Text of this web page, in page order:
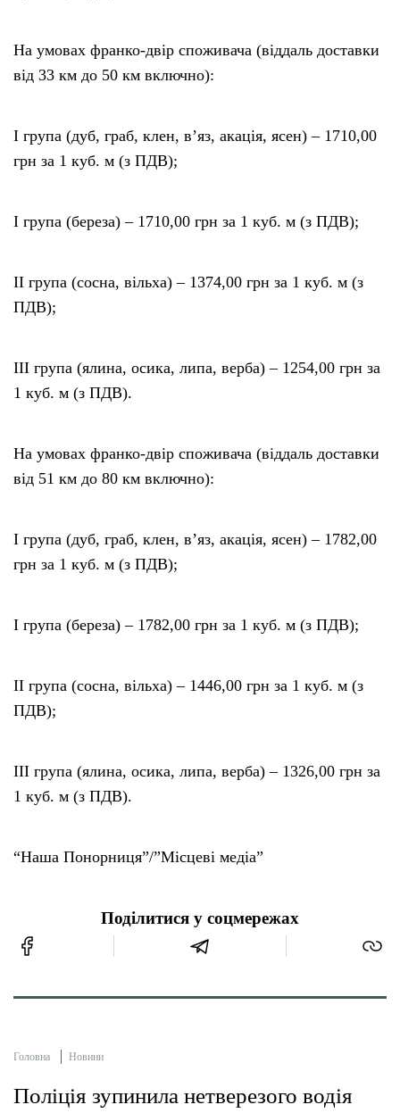
На умовах франко-двір споживача (віддаль доставки
від 33 км до 50 км включно):
I гpyпa (дуб, граб, клен, в’яз, акація, ясен) – 1710,00
грн за 1 куб. м (з ПДВ);
I група (береза) – 1710,00 грн за 1 куб. м (з ПДВ);
II група (сосна, вільха) – 1374,00 грн за 1 куб. м (з
ПДВ);
III група (ялина, осика, липа, верба) – 1254,00 грн за
1 куб. м (з ПДВ).
На умовах франко-двір споживача (віддаль доставки
від 51 км до 80 км включно):
I група (дуб, граб, клен, в’яз, акація, ясен) – 1782,00
грн за 1 куб. м (з ПДВ);
I група (береза) – 1782,00 грн за 1 куб. м (з ПДВ);
II гpyпa (сосна, вільха) – 1446,00 грн за 1 куб. м (з
ПДВ);
III гpyпa (ялина, осика, липа, верба) – 1326,00 грн за
1 куб. м (з ПДВ).
“Наша Понорниця”/”Місцеві медіа”
Поділитися у соцмережах
Головна Новини
Поліція зупинила нетверезого водія